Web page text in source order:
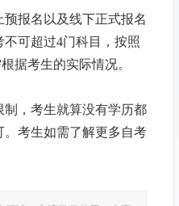
预报名以及线下正式报名
不可超过4门科目，按照
据考生的实际情况。
，考生就算没有学历都
考生如需了解更多自考